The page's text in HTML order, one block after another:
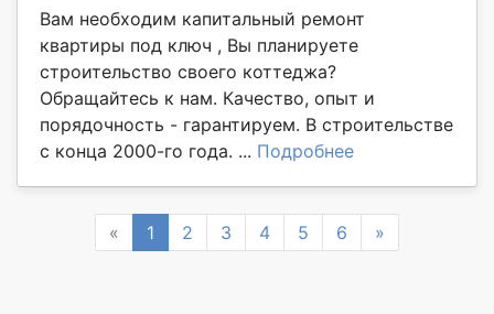
Вам необходим капитальный ремонт
квартиры под ключ , Вы планируете
строительство своего коттеджа?
Обращайтесь к нам. Качество, опыт и
порядочность - гарантируем. В строительстве
с конца 2000-го года. ... Подробнее
« Previous
1 2 3 4 5 6 »